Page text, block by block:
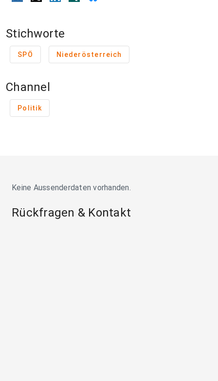
Stichworte
SPÖ Niederösterreich
Channel
Politik
Keine Aussenderdaten vorhanden.
Rückfragen & Kontakt